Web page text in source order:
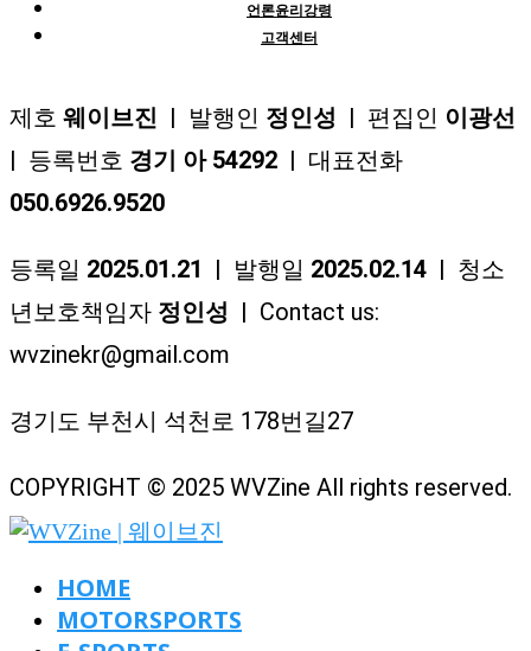
언론윤리강령
고객센터
제호 웨이브진 | 발행인 정인성 | 편집인 이광선
| 등록번호 경기 아 54292 | 대표전화
050.6926.9520
등록일 2025.01.21 | 발행일 2025.02.14 | 청소
년보호책임자 정인성 | Contact us:
wvzinekr@gmail.com
경기도 부천시 석천로 178번길27
COPYRIGHT © 2025 WVZine All rights reserved.
HOME
MOTORSPORTS